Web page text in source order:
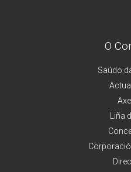
O
Saúdo
Liña